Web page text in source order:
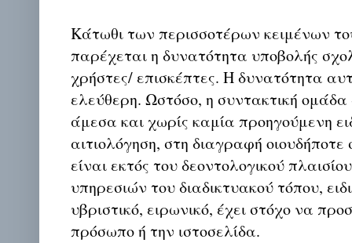
Κάτωθι των περισσοτέρων κειμένων
παρέχεται η δυνατότητα υποβολής
χρήστες/ επισκέπτες. Η δυνατότητα
ελεύθερη. Ωστόσο, η συντακτική
άμεσα και χωρίς καμία προηγούμενη
αιτιολόγηση, στη διαγραφή οιουδήποτε
είναι εκτός του δεοντολογικού
υπηρεσιών του διαδικτυακού τόπου,
υβριστικό, ειρωνικό, έχει στόχο να
πρόσωπο ή την ιστοσελίδα.